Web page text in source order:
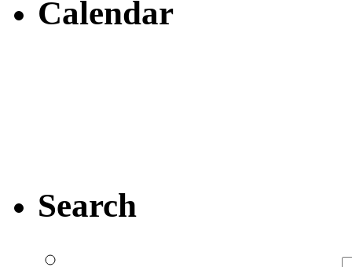
Calendar
Search